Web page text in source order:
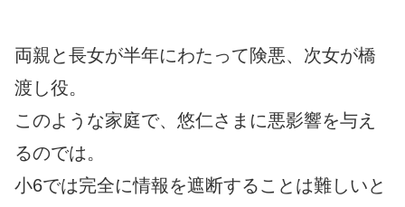
両親と長女が半年にわたって険悪、次女が橋
渡し役。
このような家庭で、悠仁さまに悪影響を与え
るのでは。
小6では完全に情報を遮断することは難しいと